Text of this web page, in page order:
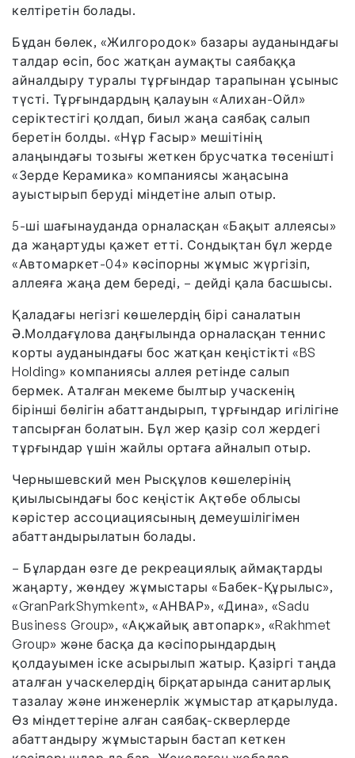
келтіретін болады.
Бұдан бөлек, «Жилгородок» базары ауданындағы
талдар өсіп, бос жатқан аумақты саябаққа
айналдыру туралы тұрғындар тарапынан ұсыныс
түсті. Тұрғындардың қалауын «Алихан-Ойл»
серіктестігі қолдап, биыл жаңа саябақ салып
беретін болды. «Нұр Ғасыр» мешітінің
алаңындағы тозығы жеткен брусчатка төсенішті
«Зерде Керамика» компаниясы жаңасына
ауыстырып беруді міндетіне алып отыр.
5-ші шағынауданда орналасқан «Бақыт аллеясы»
да жаңартуды қажет етті. Сондықтан бұл жерде
«Автомаркет-04» кәсіпорны жұмыс жүргізіп,
аллеяға жаңа дем береді, – дейді қала басшысы.
Қаладағы негізгі көшелердің бірі саналатын
Ә.Молдағұлова даңғылында орналасқан теннис
корты ауданындағы бос жатқан кеңістікті «BS
Holding» компаниясы аллея ретінде салып
бермек. Аталған мекеме былтыр учаскенің
бірінші бөлігін абаттандырып, тұрғындар игілігіне
тапсырған болатын. Бұл жер қазір сол жердегі
тұрғындар үшін жайлы ортаға айналып отыр.
Чернышевский мен Рысқұлов көшелерінің
қиылысындағы бос кеңістік Ақтөбе облысы
кәрістер ассоциациясының демеушілігімен
абаттандырылатын болады.
– Бұлардан өзге де рекреациялық аймақтарды
жаңарту, жөндеу жұмыстары «Бабек-Құрылыс»,
«GranParkShymkent», «АНВАР», «Дина», «Sadu
Business Group», «Ақжайық автопарк», «Rakhmet
Group» және басқа да кәсіпорындардың
қолдауымен іске асырылып жатыр. Қазіргі таңда
аталған учаскелердің бірқатарында санитарлық
тазалау және инженерлік жұмыстар атқарылуда.
Өз міндеттеріне алған саябақ-скверлерде
абаттандыру жұмыстарын бастап кеткен